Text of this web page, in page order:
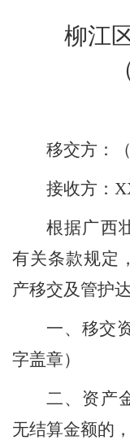
柳江
移交方：（
接收方：
根据广西
有关条款规定
产移交及管护
一、移交
字盖章）
二、资产
无结算金额的